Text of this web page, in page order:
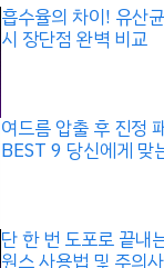
흡수율의 차이! 유산
시 장단점 완벽 비교
여드름 압출 후 진정
BEST 9 당신에게 맞
단 한 번 도포로 끝내
원스 사용법 및 주의